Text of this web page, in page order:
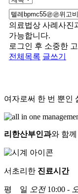
의료법상 사례사진
가능합니다.
로그인 후 소중한
전체목록 글쓰기
여자로써 한 번 뿐인
리한산부인과와 함께
서초리한 진료시간
평 일 오전10:00 -